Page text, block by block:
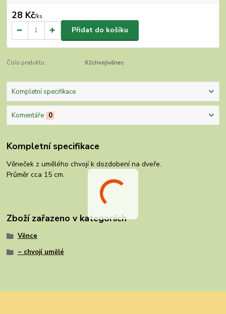
28 Kč/ks
Přidat do košíku
Číslo produktu: 02chvojivěnec
Kompletní specifikace
Komentáře 0
Kompletní specifikace
Věneček z umělého chvojí k dozdobení na dveře.
Průměr cca 15 cm.
Zboží zařazeno v kategoriích
Věnce
~ chvojí umělé